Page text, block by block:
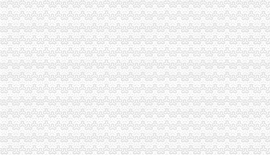
南山院_南山院建档挂号产检孕妈交流圈_宝宝树
南山街道人大工委组织区人大代表向选民述职-涪城新闻网
《会计真账实操》100篇第一文库网
加急核名快注册龙华宝安福田罗湖南山前海全市公司-深圳58同城
【深圳-南山区总裁助理/总经理助理（营销管理方向）_总裁助理/总经
深圳南山注册新公司流程及费用大概是多少？-信息服务-水母网
深圳专利变更：总局核名中字头国字头企业名称核准-深圳爱问分类
南山二外-搜百科
要省钱也要品质福田罗湖南山加急核名快注册公司-深圳58同城
深圳外资公司注册：外资公司注册、前海公司注册5分钟快速核名【巨
南山区注册深圳公司执照详细流程-商务服务-绍兴E网
2016年深圳南山公司注册流程及费用_搜狐其它_搜狐网